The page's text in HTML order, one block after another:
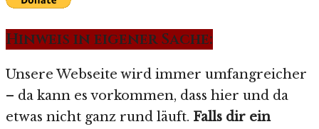
Hinweis in eigener Sache:
Unsere Webseite wird immer umfangreicher
– da kann es vorkommen, dass hier und da
etwas nicht ganz rund läuft. Falls dir ein